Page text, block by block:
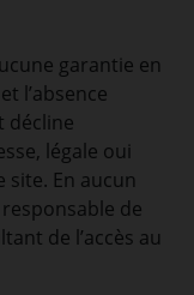
garantie en
l’absence
décline
légale oui
En aucun
de
de l’accès au